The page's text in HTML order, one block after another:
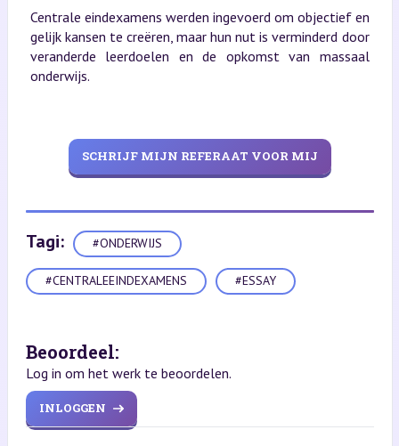
Centrale eindexamens werden ingevoerd om objectief en
gelijk kansen te creëren, maar hun nut is verminderd door
veranderde leerdoelen en de opkomst van massaal
onderwijs.
SCHRIJF MIJN REFERAAT VOOR MIJ
Tagi: #ONDERWIJS
#CENTRALEEINDEXAMENS #ESSAY
Beoordeel:
Log in om het werk te beoordelen.
INLOGGEN